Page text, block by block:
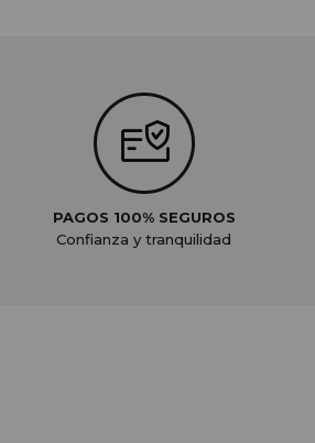
PAGOS 100% SEGUROS
Confianza y tranquilidad